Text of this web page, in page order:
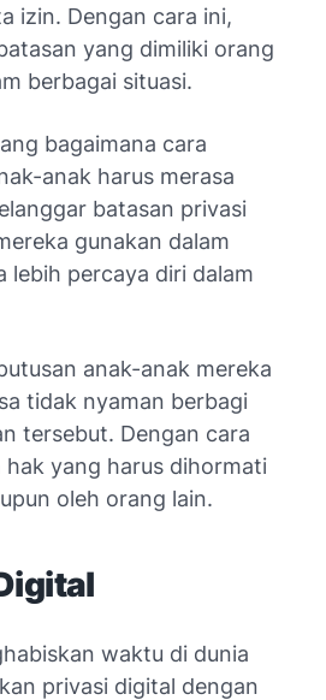
izin. Dengan cara ini,
yang dimiliki orang
berbagai situasi.
bagaimana cara
anak harus merasa
batasan privasi
gunakan dalam
lebih percaya diri dalam
anak-anak mereka
tidak nyaman berbagi
tersebut. Dengan cara
hak yang harus dihormati
oleh orang lain.
waktu di dunia
privasi digital dengan